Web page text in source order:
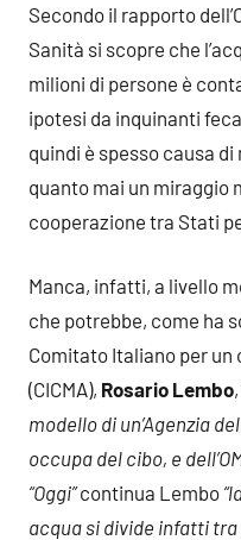
Secondo il rapporto
Sanità si scopre che
milioni di persone è
ipotesi da inquinanti
quindi è spesso causa
quanto mai un miraggio
cooperazione tra Stati
Manca, infatti, a livello
che potrebbe, come ha
Comitato Italiano per un
(CICMA), Rosario Lembo,
modello di un’Agenzia
occupa del cibo, e
“Oggi”continua Lembo
acqua si divide infatti tra